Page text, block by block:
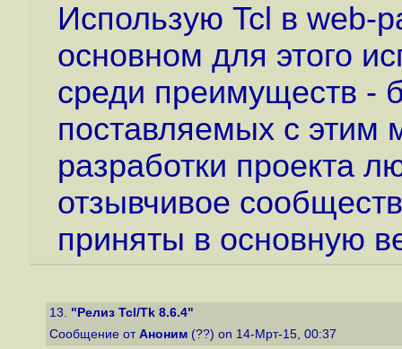
Использую Tcl в web-
основном для этого
среди преимуществ -
поставляемых с этим
разработки проекта
отзывчивое
приняты в основную
13. "Релиз Tcl/Tk 8.6.4"
Сообщение от Аноним (??) on 14-Мрт-15, 00:37